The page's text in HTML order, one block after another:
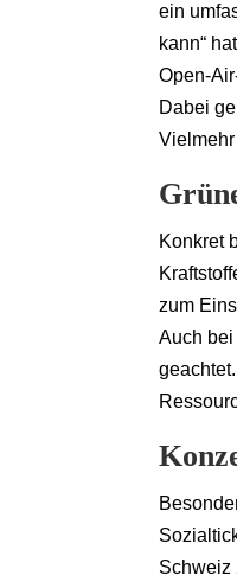
ein
kann“
Open-
Dabei
Konkret
zum
Auch
Schweiz